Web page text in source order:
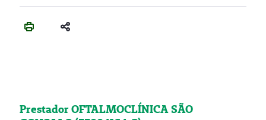
Prestador OFTALMOCLÍNICA SÃO